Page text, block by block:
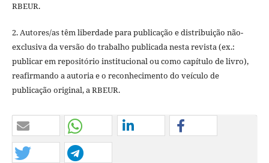
RBEUR.
2. Autores/as têm liberdade para publicação e distribuição não-
exclusiva da versão do trabalho publicada nesta revista (ex.:
publicar em repositório institucional ou como capítulo de livro),
reafirmando a autoria e o reconhecimento do veículo de
publicação original, a RBEUR.